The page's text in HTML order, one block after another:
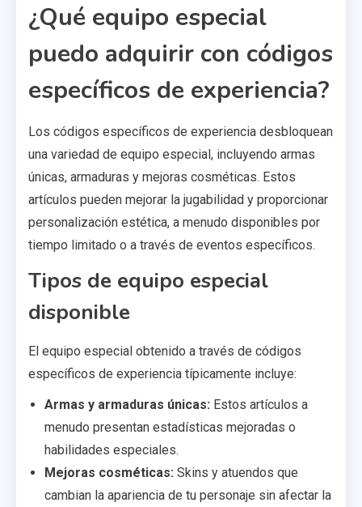
¿Qué equipo especial
puedo adquirir con códigos
específicos de experiencia?
Los códigos específicos de experiencia desbloquean
una variedad de equipo especial, incluyendo armas
únicas, armaduras y mejoras cosméticas. Estos
artículos pueden mejorar la jugabilidad y proporcionar
personalización estética, a menudo disponibles por
tiempo limitado o a través de eventos específicos.
Tipos de equipo especial
disponible
El equipo especial obtenido a través de códigos
específicos de experiencia típicamente incluye:
Armas y armaduras únicas: Estos artículos a
menudo presentan estadísticas mejoradas o
habilidades especiales.
Mejoras cosméticas: Skins y atuendos que
cambian la apariencia de tu personaje sin afectar la